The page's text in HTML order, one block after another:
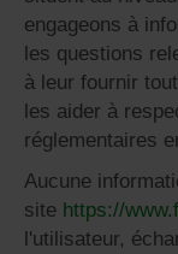
engageons à
les questions
à leur fournir
les aider à
réglementaires
Aucune
site https://
l'utilisateur,